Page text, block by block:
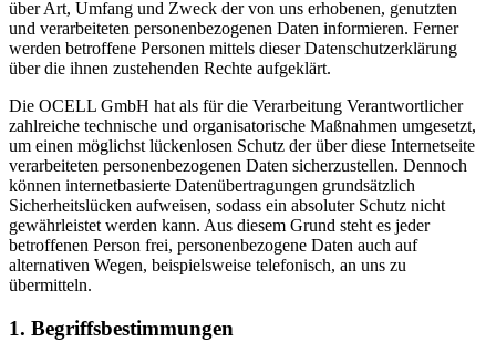
über Art, Umfang und Zweck der von uns erhobenen, genutzten
und verarbeiteten personenbezogenen Daten informieren. Ferner
werden betroffene Personen mittels dieser Datenschutzerklärung
über die ihnen zustehenden Rechte aufgeklärt.
Die OCELL GmbH hat als für die Verarbeitung Verantwortlicher
zahlreiche technische und organisatorische Maßnahmen umgesetzt,
um einen möglichst lückenlosen Schutz der über diese Internetseite
verarbeiteten personenbezogenen Daten sicherzustellen. Dennoch
können internetbasierte Datenübertragungen grundsätzlich
Sicherheitslücken aufweisen, sodass ein absoluter Schutz nicht
gewährleistet werden kann. Aus diesem Grund steht es jeder
betroffenen Person frei, personenbezogene Daten auch auf
alternativen Wegen, beispielsweise telefonisch, an uns zu
übermitteln.
1. Begriffsbestimmungen